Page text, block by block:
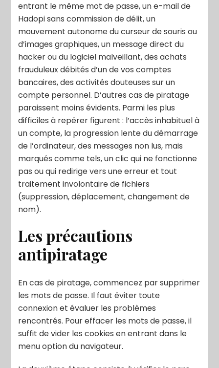
entrant le même mot de passe, un e-mail de
Hadopi sans commission de délit, un
mouvement autonome du curseur de souris ou
d’images graphiques, un message direct du
hacker ou du logiciel malveillant, des achats
frauduleux débités d’un de vos comptes
bancaires, des activités douteuses sur un
compte personnel. D’autres cas de piratage
paraissent moins évidents. Parmi les plus
difficiles à repérer figurent : l’accès inhabituel à
un compte, la progression lente du démarrage
de l’ordinateur, des messages non lus, mais
marqués comme tels, un clic qui ne fonctionne
pas ou qui redirige vers une erreur et tout
traitement involontaire de fichiers
(suppression, déplacement, changement de
nom).
Les précautions
antipiratage
En cas de piratage, commencez par supprimer
les mots de passe. Il faut éviter toute
connexion et évaluer les problèmes
rencontrés. Pour effacer les mots de passe, il
suffit de vider les cookies en entrant dans le
menu option du navigateur.